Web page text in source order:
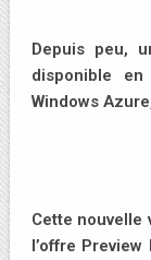
Depuis peu,
disponible
Windows
Cette nouvelle
l’offre